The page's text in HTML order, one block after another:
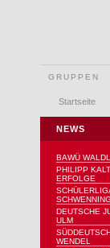
GRUPPEN
Startseite
NEWS
BAWÜ
PHILIPP
ERFOLGE
DEUTSCHE
ULM
WENDEL